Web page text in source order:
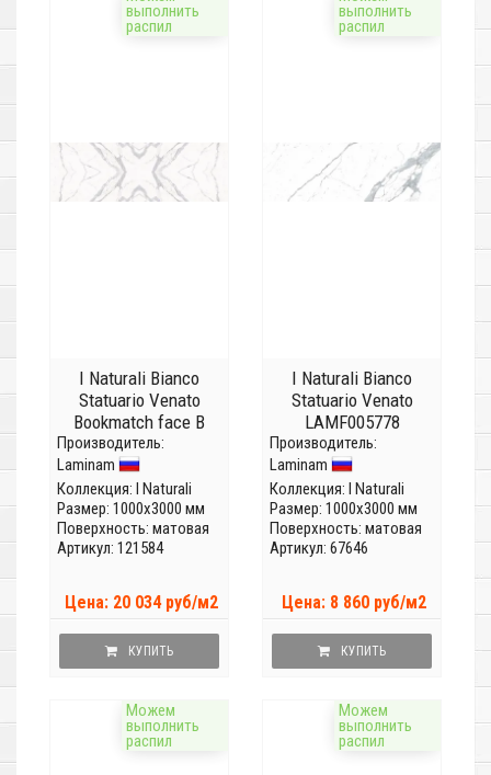
выполнить
распил
I Naturali Bianco
Statuario Venato
Bookmatch face B
LAMF0M0020_IT
(Толщина 5,6мм)
Производитель:
Laminam
Коллекция: I Naturali
Размер: 1000x3000 мм
Поверхность: матовая
Артикул: 121584
Цена: 20 034 руб/м2
КУПИТЬ
выполнить
распил
I Naturali Bianco
Statuario Venato
LAMF005778
(Толщина 5,6мм)
Производитель:
Laminam
Коллекция: I Naturali
Размер: 1000x3000 мм
Поверхность: матовая
Артикул: 67646
Цена: 8 860 руб/м2
КУПИТЬ
Можем
выполнить
распил
Можем
выполнить
распил